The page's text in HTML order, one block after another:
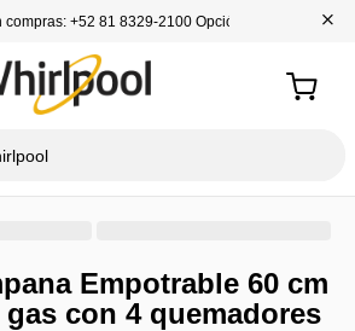
compras: +52 81 8329-2100 Opción 1 +
Empotrable 60 cm
con 4 quemadores